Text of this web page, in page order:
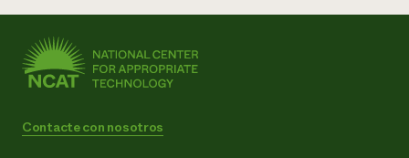
Contacte con nosotros